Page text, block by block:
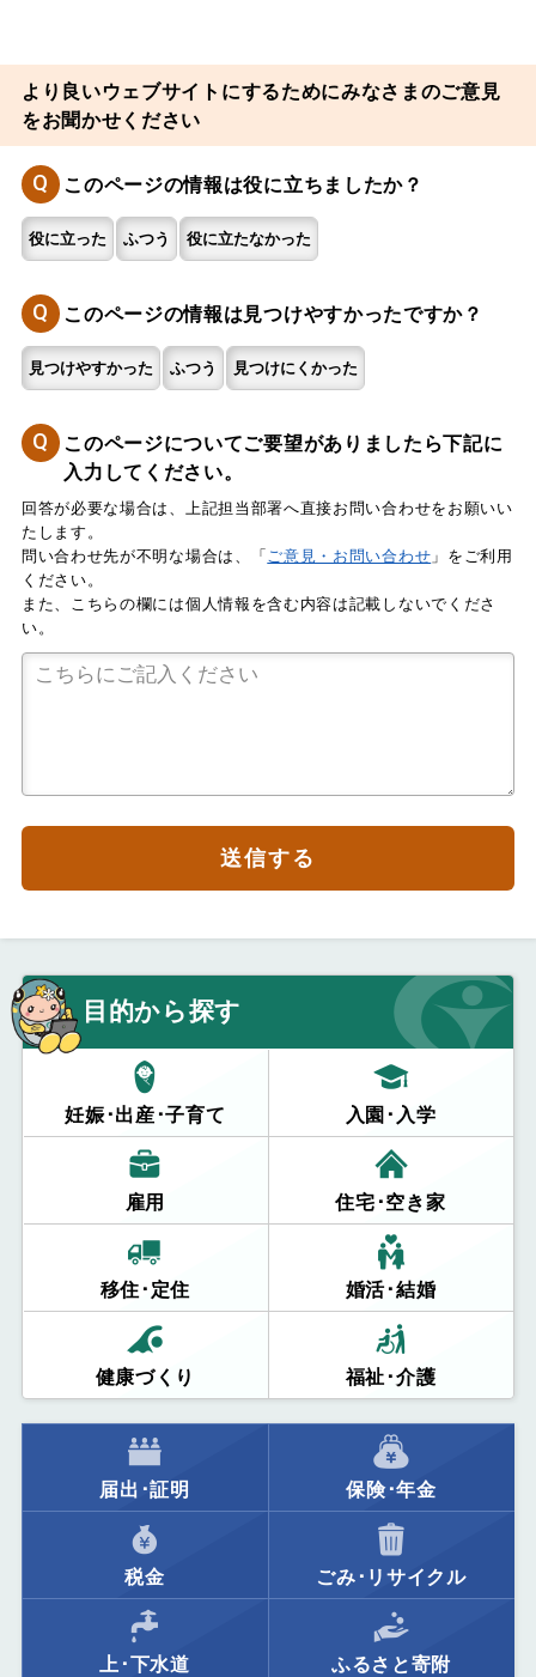
より良いウェブサイトにするためにみなさまのご意見
をお聞かせください
Q このページの情報は役に立ちましたか？
役に立った ふつう 役に立たなかった
Q このページの情報は見つけやすかったですか？
見つけやすかった ふつう 見つけにくかった
Q
このページについてご要望がありましたら下記に
入力してください。
回答が必要な場合は、上記担当部署へ直接お問い合わせをお願いい
たします。
問い合わせ先が不明な場合は、「 ご意見・お問い合わせ 」をご利用
ください。
また、こちらの欄には個人情報を含む内容は記載しないでくださ
い。
送信する
目的から探す
妊娠･出産･子育て 入園･入学
雇用 住宅･空き家
移住･定住 婚活･結婚
健康づくり 福祉･介護
届出･証明 保険･年金
税金 ごみ･リサイクル
上･下水道 ふるさと寄附